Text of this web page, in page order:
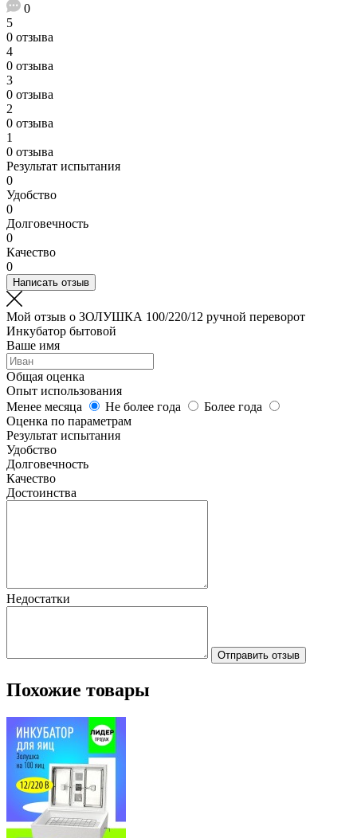
0
5
0 отзыва
4
0 отзыва
3
0 отзыва
2
0 отзыва
1
0 отзыва
Результат испытания
0
Удобство
0
Долговечность
0
Качество
0
Написать отзыв
Мой отзыв о ЗОЛУШКА 100/220/12 ручной переворот
Инкубатор бытовой
Ваше имя
Общая оценка
Опыт использования
Менее месяца
Не более года
Более года
Оценка по параметрам
Результат испытания
Удобство
Долговечность
Качество
Достоинства
Недостатки
Отправить отзыв
Похожие товары